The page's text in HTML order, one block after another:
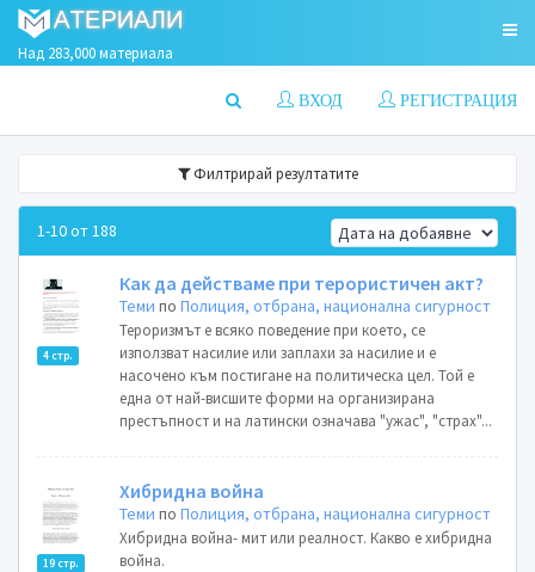
Над 283,000 материала
РЕГИСТРАЦИЯ
ВХОД
Филтрирай резултатите
1-10 от 188
4 стр.
Как да действаме при терористичен акт?
Теми поПолиция, отбрана, национална сигурност
Тероризмът е всяко поведение при което, се
използват насилие или заплахи за насилие и е
насочено към постигане на политическа цел. Той е
една от най-висшите форми на организирана
престъпност и на латински означава "ужас", "страх"...
19 стр.
Хибридна война
Теми поПолиция, отбрана, национална сигурност
Хибридна война- мит или реалност. Какво е хибридна
война.